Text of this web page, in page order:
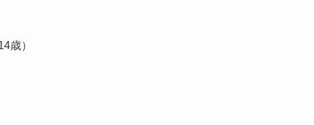
歳）